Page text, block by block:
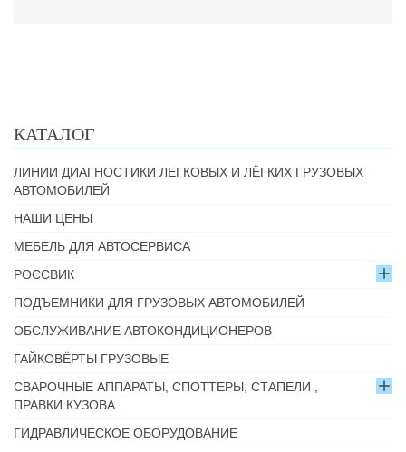
КАТАЛОГ
ЛИНИИ ДИАГНОСТИКИ ЛЕГКОВЫХ И ЛЁГКИХ ГРУЗОВЫХ
АВТОМОБИЛЕЙ
НАШИ ЦЕНЫ
МЕБЕЛЬ ДЛЯ АВТОСЕРВИСА
РОССВИК
ПОДЪЕМНИКИ ДЛЯ ГРУЗОВЫХ АВТОМОБИЛЕЙ
ОБСЛУЖИВАНИЕ АВТОКОНДИЦИОНЕРОВ
ГАЙКОВЁРТЫ ГРУЗОВЫЕ
СВАРОЧНЫЕ АППАРАТЫ, СПОТТЕРЫ, СТАПЕЛИ ,
ПРАВКИ КУЗОВА.
ГИДРАВЛИЧЕСКОЕ ОБОРУДОВАНИЕ